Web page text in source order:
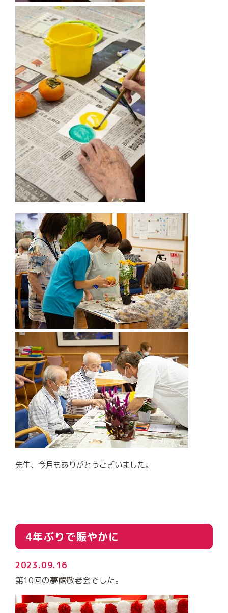
先生、今月もありがとうございました。
4年ぶりで賑やかに
2023.09.16
第10回の夢館敬老会でした。